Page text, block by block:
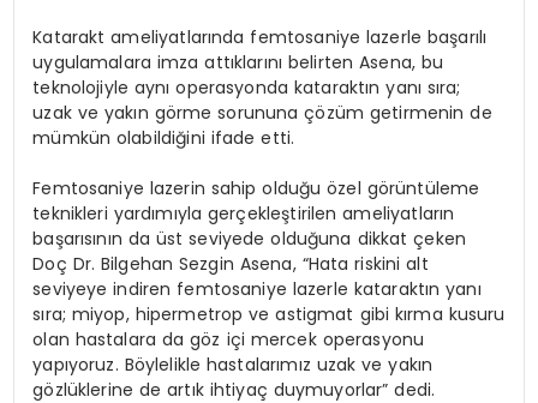
Katarakt ameliyatlarında femtosaniye lazerle başarılı
uygulamalara imza attıklarını belirten Asena, bu
teknolojiyle aynı operasyonda kataraktın yanı sıra;
uzak ve yakın görme sorununa çözüm getirmenin de
mümkün olabildiğini ifade etti.
Femtosaniye lazerin sahip olduğu özel görüntüleme
teknikleri yardımıyla gerçekleştirilen ameliyatların
başarısının da üst seviyede olduğuna dikkat çeken
Doç Dr. Bilgehan Sezgin Asena, “Hata riskini alt
seviyeye indiren femtosaniye lazerle kataraktın yanı
sıra; miyop, hipermetrop ve astigmat gibi kırma kusuru
olan hastalara da göz içi mercek operasyonu
yapıyoruz. Böylelikle hastalarımız uzak ve yakın
gözlüklerine de artık ihtiyaç duymuyorlar” dedi.